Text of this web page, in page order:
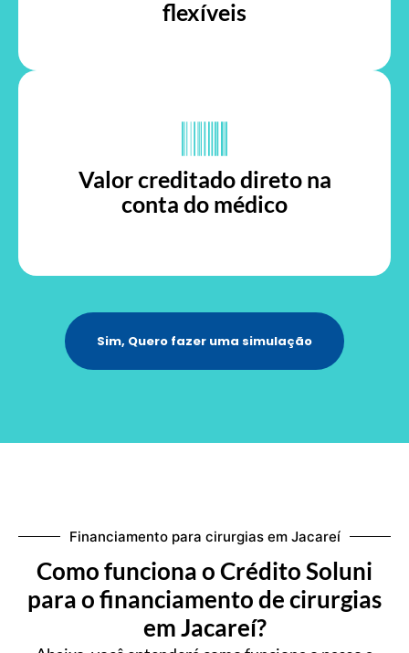
flexíveis
Valor creditado direto na
conta do médico
Sim, Quero fazer uma simulação
Financiamento para cirurgias em Jacareí
Como funciona o Crédito Soluni
para o financiamento de cirurgias
em Jacareí?